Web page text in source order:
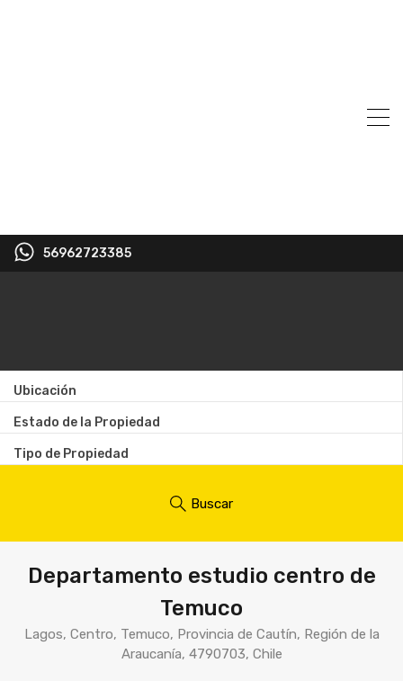
56962723385
Ubicación
Estado de la Propiedad
Tipo de Propiedad
Buscar
Departamento estudio centro de
Temuco
Lagos, Centro, Temuco, Provincia de Cautín, Región de la
Araucanía, 4790703, Chile